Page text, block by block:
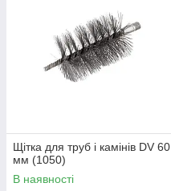
Щітка для труб і камінів DV 60
мм (1050)
В наявності